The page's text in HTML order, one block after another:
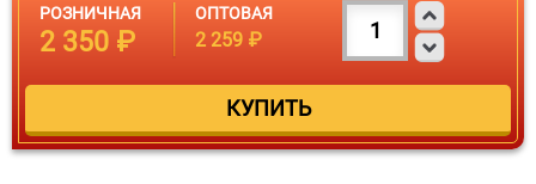
РОЗНИЧНАЯ
2 350 ₽
ОПТОВАЯ
2 259 ₽